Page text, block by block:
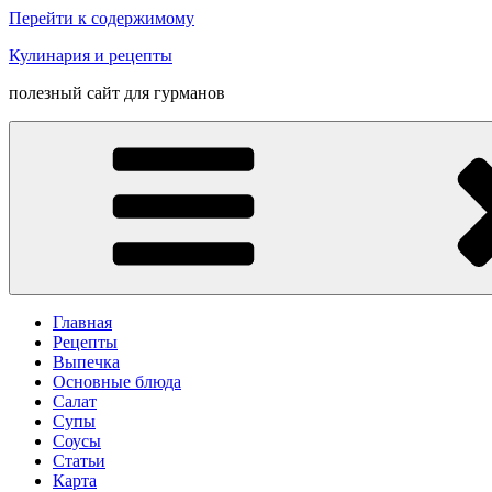
Перейти к содержимому
Кулинария и рецепты
полезный сайт для гурманов
Главная
Рецепты
Выпечка
Основные блюда
Салат
Супы
Соусы
Статьи
Карта